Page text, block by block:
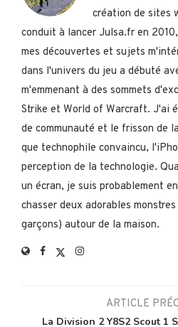
création de sites
conduit à lancer Julsa.fr en
mes découvertes et sujets
dans l'univers du jeu a débuté
m'emmenant à des sommets
Strike et World of Warcraft. J'ai
de communauté et le frisson de
que technophile convaincu,
perception de la technologie.
un écran, je suis probablement
chasser deux adorables
garçons) autour de la maison.
ARTICLE
La Division 2 Y8S2 Scout 1